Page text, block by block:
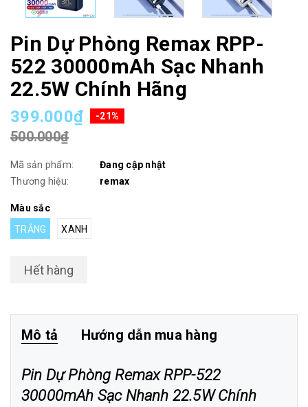
Pin Dự Phòng Remax RPP-
522 30000mAh Sạc Nhanh
22.5W Chính Hãng
399.000₫ -21%
500.000₫
Mã sản phẩm:
Đang cập nhật
Thương hiệu:
remax
Màu sắc
TRẮNG
XANH
Hết hàng
Mô tả Hướng dẫn mua hàng
Pin Dự Phòng Remax RPP-522
30000mAh Sạc Nhanh 22.5W Chính